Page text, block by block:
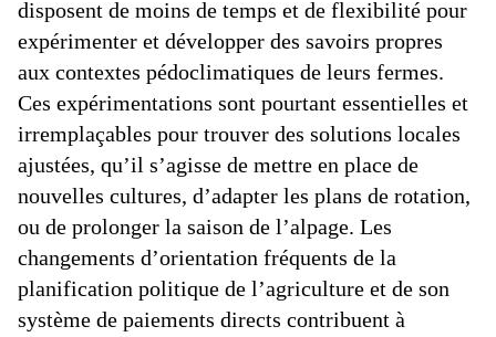
disposent de moins de temps et de flexibilité pour
expérimenter et développer des savoirs propres
aux contextes pédoclimatiques de leurs fermes.
Ces expérimentations sont pourtant essentielles et
irremplaçables pour trouver des solutions locales
ajustées, qu’il s’agisse de mettre en place de
nouvelles cultures, d’adapter les plans de rotation,
ou de prolonger la saison de l’alpage. Les
changements d’orientation fréquents de la
planification politique de l’agriculture et de son
système de paiements directs contribuent à